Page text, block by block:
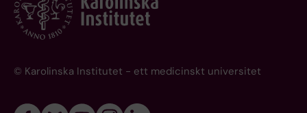
© Karolinska Institutet - ett medicinskt universitet